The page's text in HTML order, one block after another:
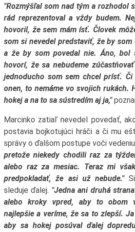
"Rozmýšľal som nad tým a rozhodol
rád reprezentoval a vždy budem.
hovoril, že sem mám ísť. Človek
som si nevedel predstaviť, že by
a že by som povedal nie. Áno,
hovorí, že sa nebudeme
jednoducho som sem chcel prísť.
onen, to nemáme vo svojich rukách.
hokej a na to sa sústredím aj ja,"
Marcinko zatiaľ nevedel povedať,
postavia bojkotujúci hráči a či mu
správy o ďalšom postupe voči
pretože niekedy chodili raz za
alebo raz za mesiac. Teraz mi
predpokladať, že asi už nebude."
sleduje ďalej. "Jedna ani druhá
alebo kroky vpred, aby to obom
najlepšie a veríme, že sa to zlepší.
aby sa hokej posúval ďalej